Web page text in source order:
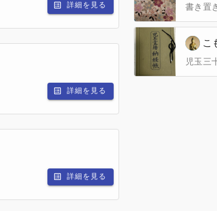
詳細を見る
詳細を見る
詳細を見る
書き置
こ
児玉三